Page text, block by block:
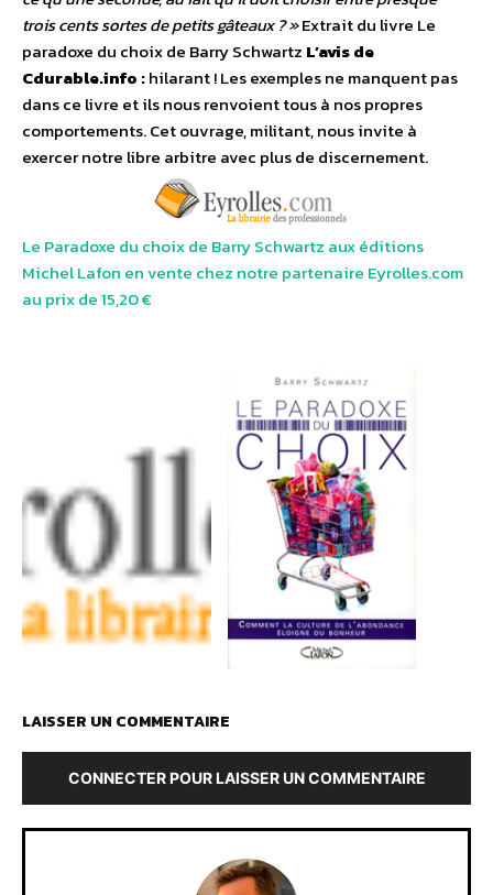
trois cents sortes de petits gâteaux ? »Extrait du livre Le
paradoxe du choix de Barry Schwartz L’avis de
Cdurable.info :hilarant ! Les exemples ne manquent pas
dans ce livre et ils nous renvoient tous à nos propres
comportements. Cet ouvrage, militant, nous invite à
exercer notre libre arbitre avec plus de discernement.
Le Paradoxe du choix de Barry Schwartz aux éditions
Michel Lafon en vente chez notre partenaire Eyrolles.com
au prix de 15,20 €
LAISSER UN COMMENTAIRE
CONNECTER POUR LAISSER UN COMMENTAIRE